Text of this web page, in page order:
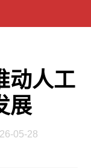
动人工
展
05-28